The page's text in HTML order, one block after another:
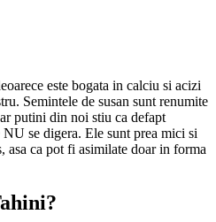
este bogata in calciu si acizi
Semintele de susan sunt renumite
putini din noi stiu ca defapt
NU se digera. Ele sunt prea mici si
asa ca pot fi asimilate doar in forma